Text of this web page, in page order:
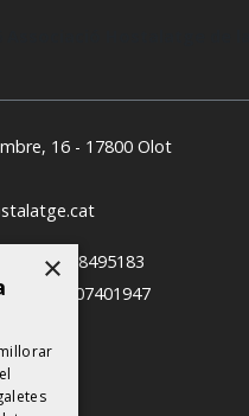
16 - 17800 Olot
618495183
607401947
×